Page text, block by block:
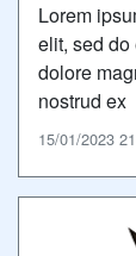
Lorem
elit, sed
dolore
nostrud ex
15/01/2023